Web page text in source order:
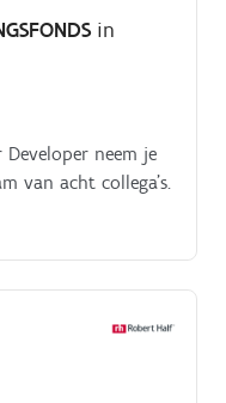
in
neem je
van acht collega’s.